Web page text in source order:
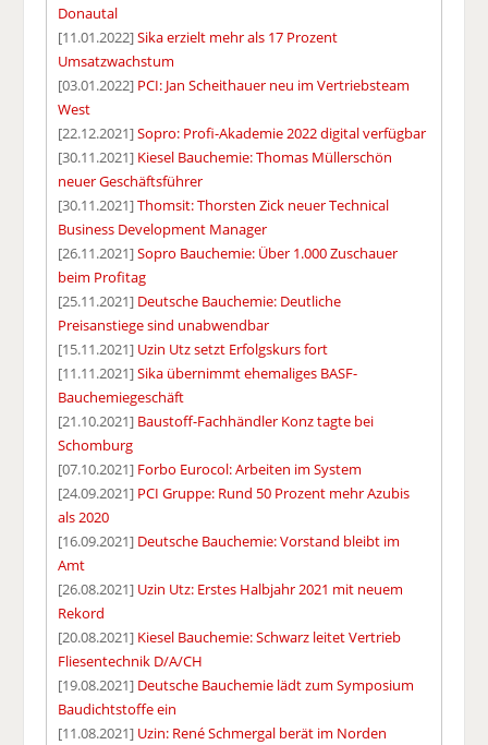
Donautal
[11.01.2022]Sika erzielt mehr als 17 Prozent
Umsatzwachstum
[03.01.2022] PCI: Jan Scheithauer neu im Vertriebsteam
West
[22.12.2021]Sopro: Profi-Akademie 2022 digital verfügbar
[30.11.2021] Kiesel Bauchemie: Thomas Müllerschön
neuer Geschäftsführer
[30.11.2021]Thomsit: Thorsten Zick neuer Technical
Business Development Manager
[26.11.2021]Sopro Bauchemie: Über 1.000 Zuschauer
beim Profitag
[25.11.2021] Deutsche Bauchemie: Deutliche
Preisanstiege sind unabwendbar
[15.11.2021] Uzin Utz setzt Erfolgskurs fort
[11.11.2021]Sika übernimmt ehemaliges BASF-
Bauchemiegeschäft
[21.10.2021] Baustoff-Fachhändler Konz tagte bei
Schomburg
[07.10.2021] Forbo Eurocol: Arbeiten im System
[24.09.2021] PCI Gruppe: Rund 50 Prozent mehr Azubis
als 2020
[16.09.2021] Deutsche Bauchemie: Vorstand bleibt im
Amt
[26.08.2021] Uzin Utz: Erstes Halbjahr 2021 mit neuem
Rekord
[20.08.2021] Kiesel Bauchemie: Schwarz leitet Vertrieb
Fliesentechnik D/A/CH
[19.08.2021] Deutsche Bauchemie lädt zum Symposium
Baudichtstoffe ein
[11.08.2021] Uzin: René Schmergal berät im Norden